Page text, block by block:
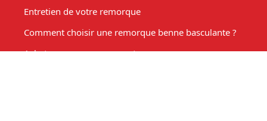
Entretien de votre remorque
Comment choisir une remorque benne basculante ?
Acheter une remorque moto